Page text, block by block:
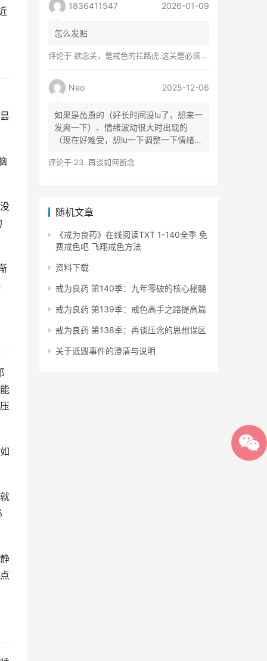
1836411547 2026-01-09
怎么发贴
评论于 欲念关，是戒色的拦路虎,这关是必须过的
Neo 2025-12-06
如果是怂恿的（好长时间没lu了，想来一
发爽一下）、情绪波动很大时出现的
（现在好难受，想lu一下调整一下情绪）
评论于 23. 再谈如何断念
随机文章
《戒为良药》在线阅读TXT 1-140全季 免
费戒色吧 飞翔戒色方法
资料下载
戒为良药 第140季：九年零破的核心秘髓
戒为良药 第139季：戒色高手之路提高篇
戒为良药 第138季：再谈压念的思想误区
关于诋毁事件的澄清与说明